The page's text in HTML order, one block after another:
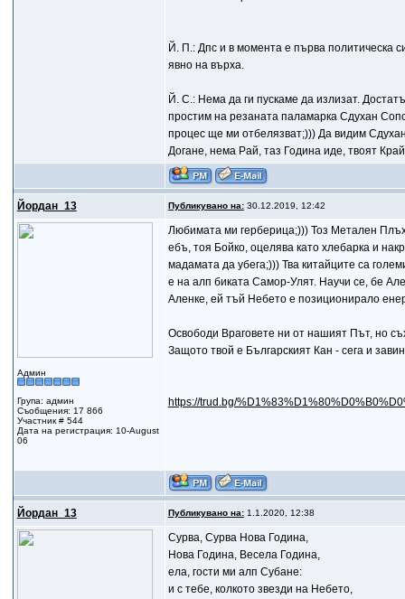
Й. П.: Дпс и в момента е първа политическа
явно на върха.
Й. С.: Нема да ги пускаме да излизат.
простим на резаната паламарка Сдухан
процес ще ми отбелязват;))) Да видим
Догане, нема Рай, таз Година иде, твоят
Йордан_13 Публикувано на:30.12.2019, 12:42
Админ
Група: админ
Съобщения: 17 866
Участник # 544
Дата на регистрация: 10-August
06
Любимата ми герберица;))) Тоз Метален
ебъ, тоя Бойко, оцелява като хлебарка и
мадамата да убега;))) Тва китайците са
е на алп биката Самор-Улят. Научи се, бе
Аленке, ей тъй Небето е позиционирало
Освободи Враговете ни от нашият Път, но
Защото твой е Българският Кан - сега и
https://trud.bg/
Йордан_13 Публикувано на:1.1.2020, 12:38
Сурва, Сурва Нова Година,
Нова Година, Весела Година,
ела, гости ми алп Субане:
и с тебе, колкото звезди на Небето,